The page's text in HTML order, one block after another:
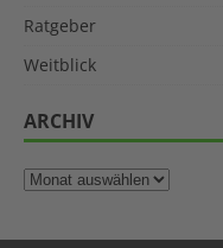
Ratgeber
Weitblick
ARCHIV